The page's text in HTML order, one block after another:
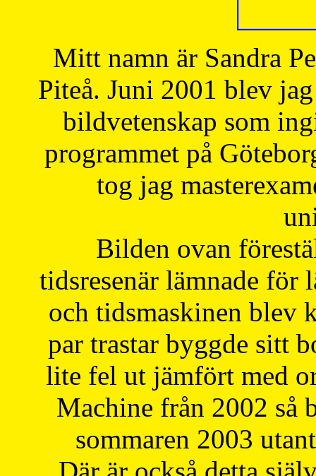
Mitt namn är Sandra
Piteå. Juni 2001 blev
bildvetenskap som
programmet på
tog jag
Bilden ovan
tidsresenär lämnade för
och tidsmaskinen blev
par trastar byggde sitt
lite fel ut jämfört med
Machine från 2002 så
sommaren 2003